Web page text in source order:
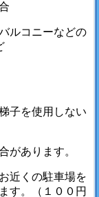
ルコニーなどの
子を使用しない
があります。
近くの駐車場を
す。（１００円